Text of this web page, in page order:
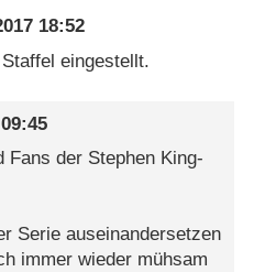
18:52
eingestellt.
Fans der Stephen King-
Serie auseinandersetzen
immer wieder mühsam